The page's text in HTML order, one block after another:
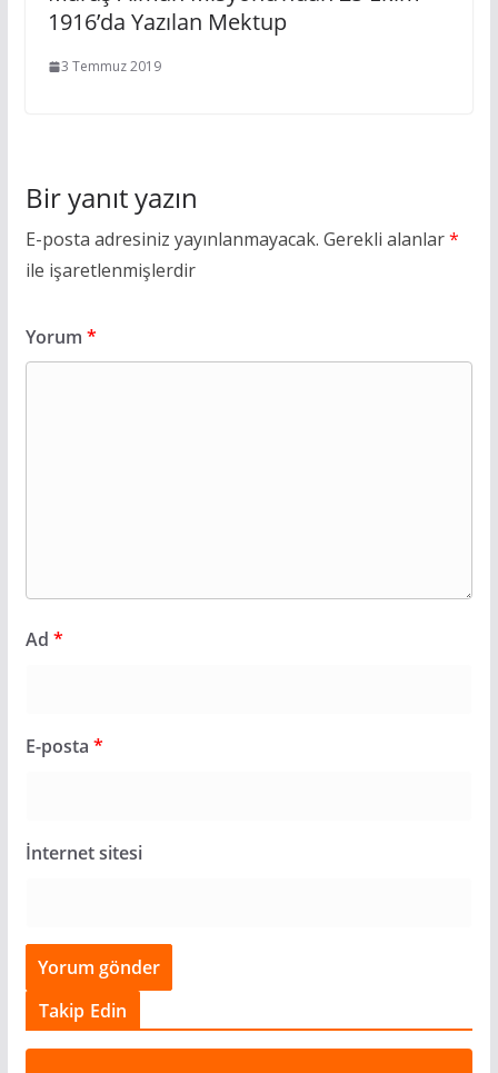
1916’da Yazılan Mektup
3 Temmuz 2019
Bir yanıt yazın
E-posta adresiniz yayınlanmayacak. Gerekli alanlar*
ile işaretlenmişlerdir
Yorum *
Ad *
E-posta *
İnternet sitesi
Takip Edin